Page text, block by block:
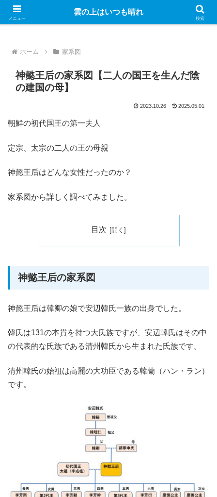
Googleのアドセンス広告を表示しています
ホーム 家系図
神懿王后の家系図【二人の国王を生んだ陰
の建国の母】
2023.10.26 2025.05.01
朝鮮の初代国王の第一夫人
定宗、太宗の二人の王の母親
神懿王后はどんな女性だったのか？
家系図から詳しく調べてみました。
目次
神懿王后の家系図
神懿王后は韓卿の娘で安辺韓氏一族の出身でした。
韓氏は131の本貫を持つ大氏族ですが、安辺韓氏はその中
の代表的な氏族である清州韓氏から生まれた氏族です。
清州韓氏の始祖は高麗の大功臣である韓蘭（ハン・ラン）
です。
メニュー
雲の上はいつも晴れ
検索